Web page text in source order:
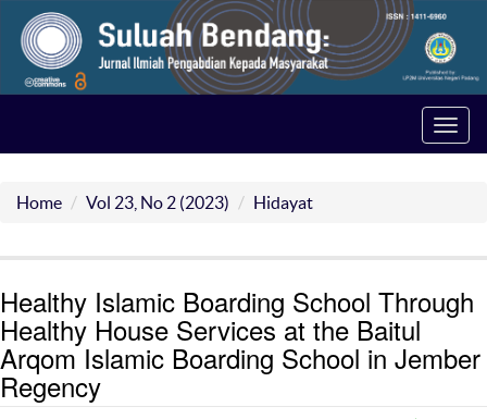
Home Vol 23, No 2 (2023) Hidayat
Healthy Islamic Boarding School Through
Healthy House Services at the Baitul
Arqom Islamic Boarding School in Jember
Regency